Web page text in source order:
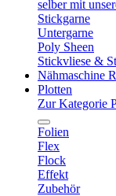
selber mit
Stickgarne
Untergarne
Poly Sheen
Stickvliese &
Nähmaschine
Plotten
Zur Kategorie
Folien
Flex
Flock
Effekt
Zubehör